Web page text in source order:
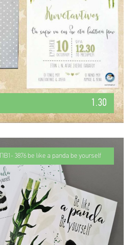
1.30
ΠΒ1- 3876 be like a panda be yourself